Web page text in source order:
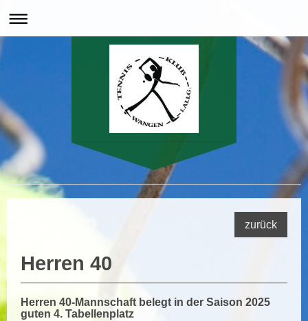
Herzlich Willkommen beim Tennisclub 1903 Wangen im Allgäu e.V.
zurück
Herren 40
Herren 40-Mannschaft belegt in der Saison 2025
guten 4. Tabellenplatz